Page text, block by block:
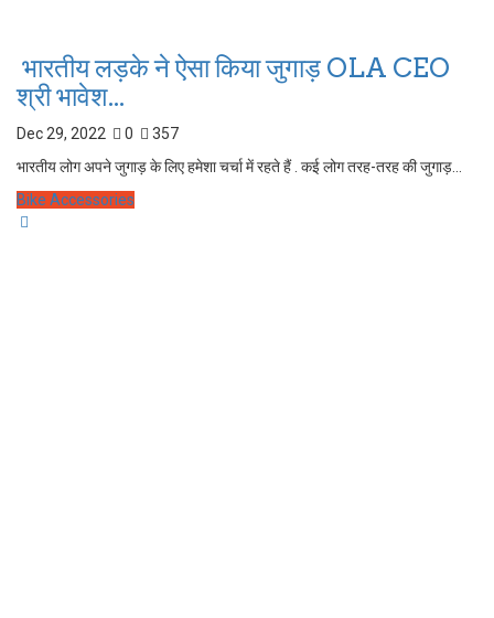
‌‌‌ भारतीय लड़के ने ऐसा किया जुगाड़ OLA CEO
श्री भावेश...
Dec 29, 2022 0
357
भारतीय लोग अपने जुगाड़ के लिए हमेशा चर्चा में रहते हैं . कई लोग तरह-तरह की जुगाड़...
Bike Accessories